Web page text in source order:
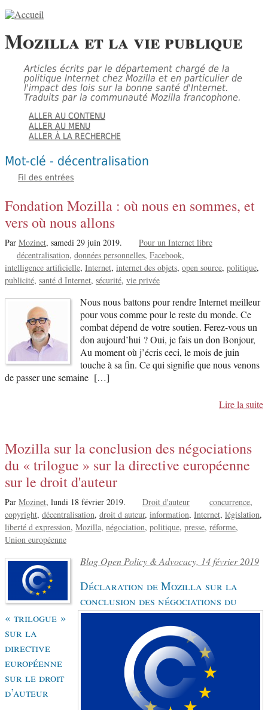
Mozilla et la vie publique
Articles écrits par le département chargé de la
politique Internet chez Mozilla et en particulier de
l'impact des lois sur la bonne santé d'Internet.
Traduits par la communauté Mozilla francophone.
ALLER AU CONTENU
ALLER AU MENU
ALLER À LA RECHERCHE
Mot-clé - décentralisation
Fil des entrées
Fondation Mozilla : où nous en sommes, et
vers où nous allons
Par Mozinet, samedi 29 juin 2019.
Pour un Internet libre
décentralisation données personnelles Facebook
intelligence artificielle Internet internet des objets open source politique
publicité santé d Internet sécurité vie privée
Nous nous battons pour rendre Internet meilleur
pour vous comme pour le reste du monde. Ce
combat dépend de votre soutien. Ferez-vous un
don aujourd’hui ? Oui, je fais un don Bonjour,
Au moment où j’écris ceci, le mois de juin
touche à sa fin. Ce qui signifie que nous venons
de passer une semaine […]
Lire la suite
Mozilla sur la conclusion des négociations
du « trilogue » sur la directive européenne
sur le droit d'auteur
Par Mozinet, lundi 18 février 2019. Droit d'auteur
concurrence
copyright décentralisation droit d auteur information Internet législation
liberté d expression Mozilla négociation politique presse réforme
Union européenne
Blog Open Policy & Advocacy, 14 février 2019
Déclaration de Mozilla sur la
conclusion des négociations du
« trilogue »
sur la
directive
européenne
sur le droit
d’auteur